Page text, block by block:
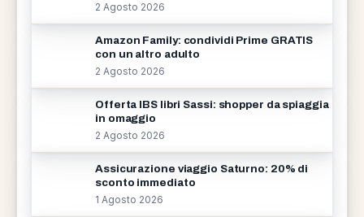
2 Agosto 2026
Amazon Family: condividi Prime GRATIS
con un altro adulto
2 Agosto 2026
Offerta IBS libri Sassi: shopper da spiaggia
in omaggio
2 Agosto 2026
Assicurazione viaggio Saturno: 20% di
sconto immediato
1 Agosto 2026